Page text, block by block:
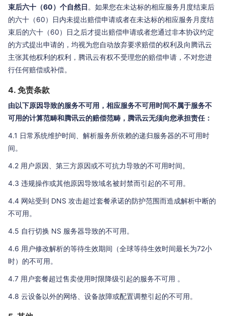
束后六十（60）个自然日 。如果您在未达标的相应服务月度结束后
的六十（60）日内未提出赔偿申请或者在未达标的相应服务月度结
束后的六十（60）日之后才提出赔偿申请或者您通过非本协议约定
的方式提出申请的，均视为您自动放弃要求赔偿的权利及向腾讯云
主张其他权利的权利，腾讯云有权不受理您的赔偿申请，不对您进
行任何赔偿或补偿。
4. 免责条款
由以下原因导致的服务不可用，相应服务不可用时间不属于服务不
可用的计算范畴和腾讯云的赔偿范畴，腾讯云无须向您承担责任：
4.1 日常系统维护时间、解析服务所依赖的递归服务器的不可用时
间。
4.2 用户原因、第三方原因或不可抗力导致的不可用时间。
4.3 违规操作或其他原因导致域名被封禁而引起的不可用。
4.4 网站受到 DNS 攻击超过套餐承诺的防护范围而造成解析中断的
不可用。
4.5 自行切换 NS 服务器导致的不可用。
4.6 用户修改解析的等待生效期间（全球等待生效时间最长为72小
时）的不可用。
4.7 用户套餐超过售卖使用时限降级引起的服务不可用 。
4.8 云设备以外的网络、设备故障或配置调整引起的不可用。